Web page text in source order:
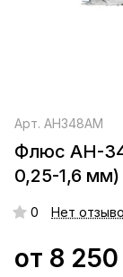
Арт. АН348АМ
Флюс АН-
0,25-1,6 мм)
0 Нет
от 8